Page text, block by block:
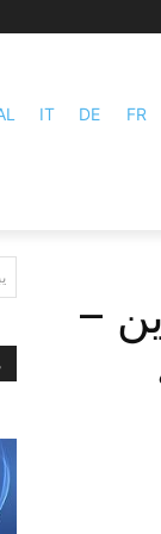
IT DE FR
–